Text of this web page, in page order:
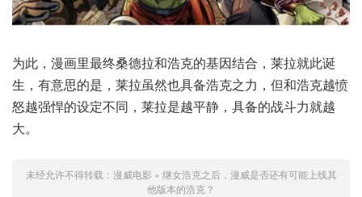
为此，漫画里最终桑德拉和浩克的基因结合，莱拉就此诞
生，有意思的是，莱拉虽然也具备浩克之力，但和浩克越愤
怒越强悍的设定不同，莱拉是越平静，具备的战斗力就越
大。
未经允许不得转载： 漫威电影 » 继女浩克之后，漫威是否还有可能上线其
他版本的浩克？